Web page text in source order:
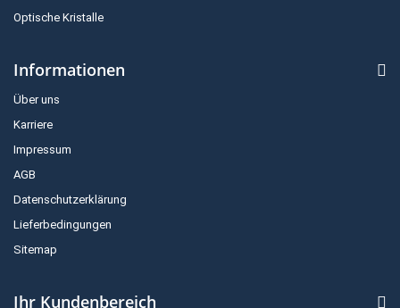
Optische Kristalle
Informationen
Über uns
Karriere
Impressum
AGB
Datenschutzerklärung
Lieferbedingungen
Sitemap
Ihr Kundenbereich